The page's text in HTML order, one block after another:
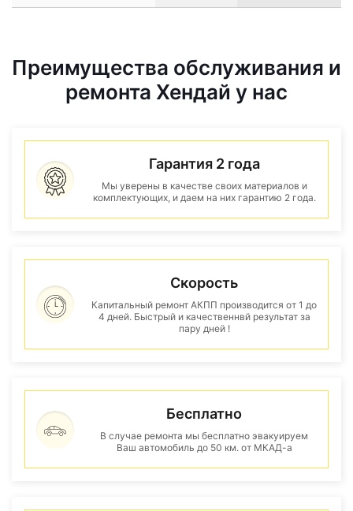
Преимущества обслуживания и
ремонта Хендай у нас
Гарантия 2 года
Мы уверены в качестве своих материалов и
комплектующих, и даем на них гарантию 2 года.
Скорость
Капитальный ремонт АКПП производится от 1 до
4 дней. Быстрый и качественнвй результат за
пару дней !
Бесплатно
В случае ремонта мы бесплатно эвакуируем
Ваш автомобиль до 50 км. от МКАД-а